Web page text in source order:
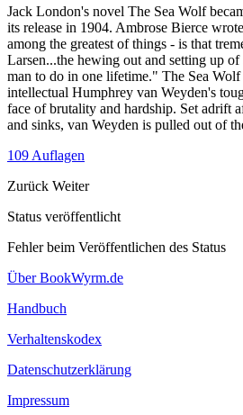
Jack London's novel The Sea Wolf
its release in 1904. Ambrose Bierce
among the greatest of things - is that
Larsen...the hewing out and setting up
man to do in one lifetime." The Sea
intellectual Humphrey van Weyden's
face of brutality and hardship. Set adrift
and sinks, van Weyden is pulled out of
109 Auflagen
Zurück Weiter
Status veröffentlicht
Fehler beim Veröffentlichen des Status
Über BookWyrm.de
Handbuch
Verhaltenskodex
Datenschutzerklärung
Impressum